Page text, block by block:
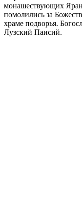
монашествующих
помолились за
храме подворья.
Лузский Паисий.